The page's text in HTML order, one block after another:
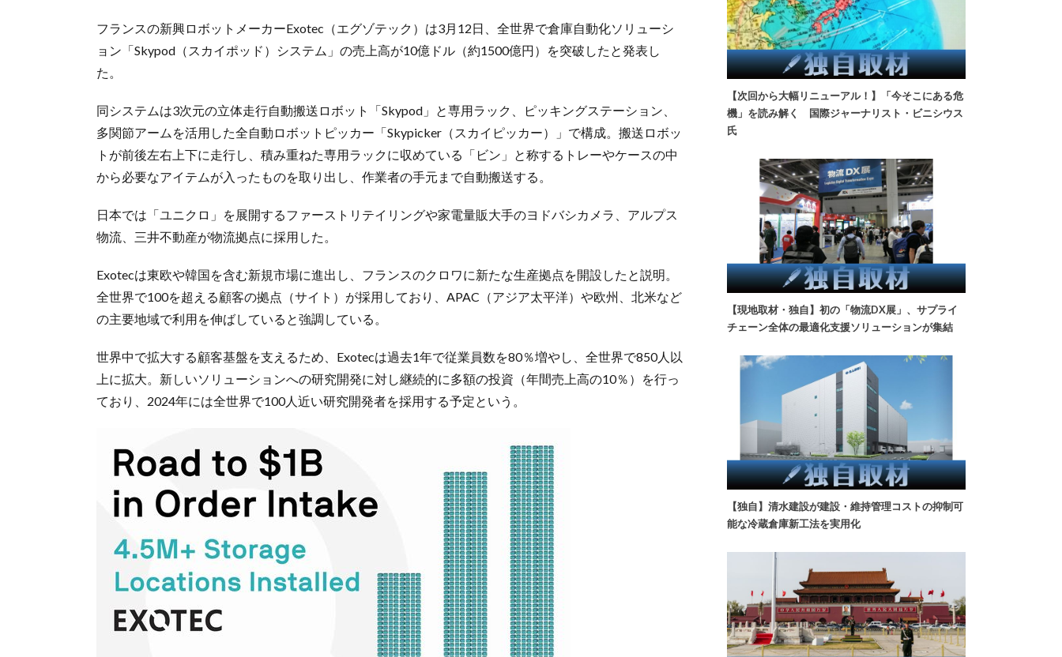
フランスの新興ロボットメーカーExotec（エグゾテック）は3月12日、全世界で倉庫自動化ソリューシ
ョン「Skypod（スカイポッド）システム」の売上高が10億ドル（約1500億円）を突破したと発表し
た。
同システムは3次元の立体走行自動搬送ロボット「Skypod」と専用ラック、ピッキングステーション、
多関節アームを活用した全自動ロボットピッカー「Skypicker（スカイピッカー）」で構成。搬送ロボッ
トが前後左右上下に走行し、積み重ねた専用ラックに収めている「ビン」と称するトレーやケースの中
から必要なアイテムが入ったものを取り出し、作業者の手元まで自動搬送する。
日本では「ユニクロ」を展開するファーストリテイリングや家電量販大手のヨドバシカメラ、アルプス
物流、三井不動産が物流拠点に採用した。
Exotecは東欧や韓国を含む新規市場に進出し、フランスのクロワに新たな生産拠点を開設したと説明。
全世界で100を超える顧客の拠点（サイト）が採用しており、APAC（アジア太平洋）や欧州、北米など
の主要地域で利用を伸ばしていると強調している。
世界中で拡大する顧客基盤を支えるため、Exotecは過去1年で従業員数を80％増やし、全世界で850人以
上に拡大。新しいソリューションへの研究開発に対し継続的に多額の投資（年間売上高の10％）を行っ
ており、2024年には全世界で100人近い研究開発者を採用する予定という。
【次回から大幅リニューアル！】「今そこにある危
機」を読み解く 国際ジャーナリスト・ビニシウス
氏
【現地取材・独自】初の「物流DX展」、サプライ
チェーン全体の最適化支援ソリューションが集結
【独自】清水建設が建設・維持管理コストの抑制可
能な冷蔵倉庫新工法を実用化